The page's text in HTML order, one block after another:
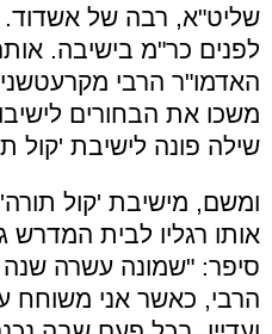
שליט"א, רבה של אשדוד.
לפנים כר"מ בישיבה.
האדמו"ר הרבי
משכו את הבחורים
שילה פונה לישיבת 'קול
ומשם, מישיבת 'קול תורה'
אותו רגליו לבית המדרש
סיפר: "שמונה עשרה
הרבי, כאשר אני משוחח